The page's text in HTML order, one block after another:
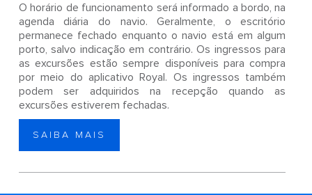
O horário de funcionamento será informado a bordo, na
agenda diária do navio. Geralmente, o escritório
permanece fechado enquanto o navio está em algum
porto, salvo indicação em contrário. Os ingressos para
as excursões estão sempre disponíveis para compra
por meio do aplicativo Royal. Os ingressos também
podem ser adquiridos na recepção quando as
excursões estiverem fechadas.
SAIBA MAIS